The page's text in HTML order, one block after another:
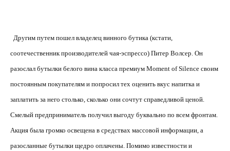
Другим путем пошел владелец винного бутика (кстати,
соотечественник производителей чая-эспрессо) Питер Волсер. Он
разослал бутылки белого вина класса премиум Moment of Silence своим
постоянным покупателям и попросил тех оценить вкус напитка и
заплатить за него столько, сколько они сочтут справедливой ценой.
Смелый предприниматель получил выгоду буквально по всем фронтам.
Акция была громко освещена в средствах массовой информации, а
разосланные бутылки щедро оплачены. Помимо известности и